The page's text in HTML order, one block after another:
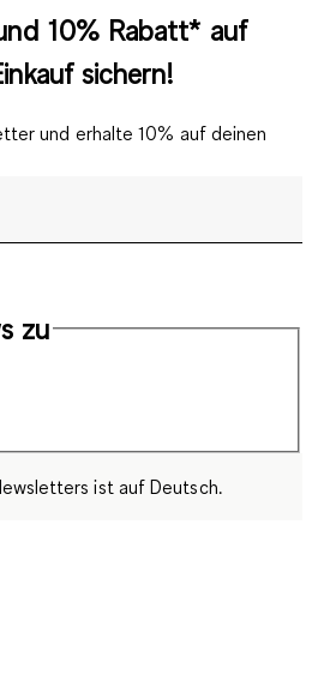
10% Rabatt* auf
sichern!
und erhalte 10% auf deinen
zu
ist auf Deutsch.